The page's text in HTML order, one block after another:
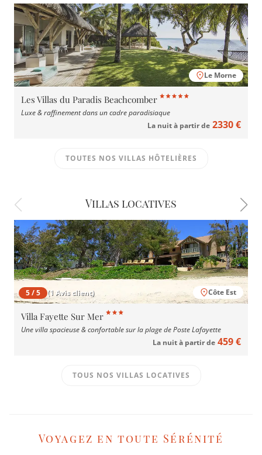
Le Morne
Les Villas du Paradis Beachcomber
Luxe & raffinement dans un cadre paradisiaque
La nuit à partir de 2330 €
TOUTES NOS VILLAS HÔTELIÈRES
Villas locatives
5 / 5 (1 Avis client) Côte Est
Villa Fayette Sur Mer
Une villa spacieuse & confortable sur la plage de Poste Lafayette
La nuit à partir de 459 €
TOUS NOS VILLAS LOCATIVES
Voyagez en toute Sérénité